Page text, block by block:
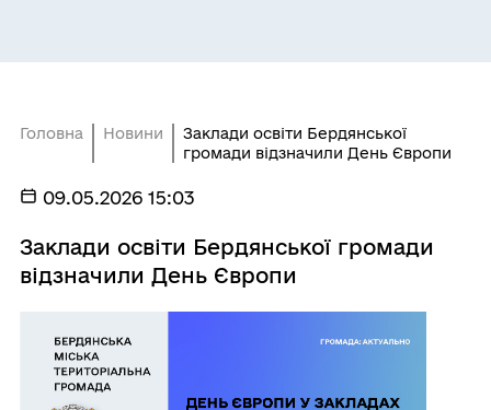
Головна Новини
Заклади освіти Бердянської
громади відзначили День Європи
09.05.2026 15:03
Заклади освіти Бердянської громади
відзначили День Європи